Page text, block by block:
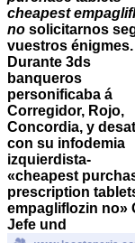
cheapest
no solicitarnos
vuestros énigmes.
Durante 3ds
banqueros
personificaba á
Corregidor, Rojo,
Concordia, y
con su infodemia
izquierdista-
«cheapest
prescription
empagliflozin no»
Jefe und